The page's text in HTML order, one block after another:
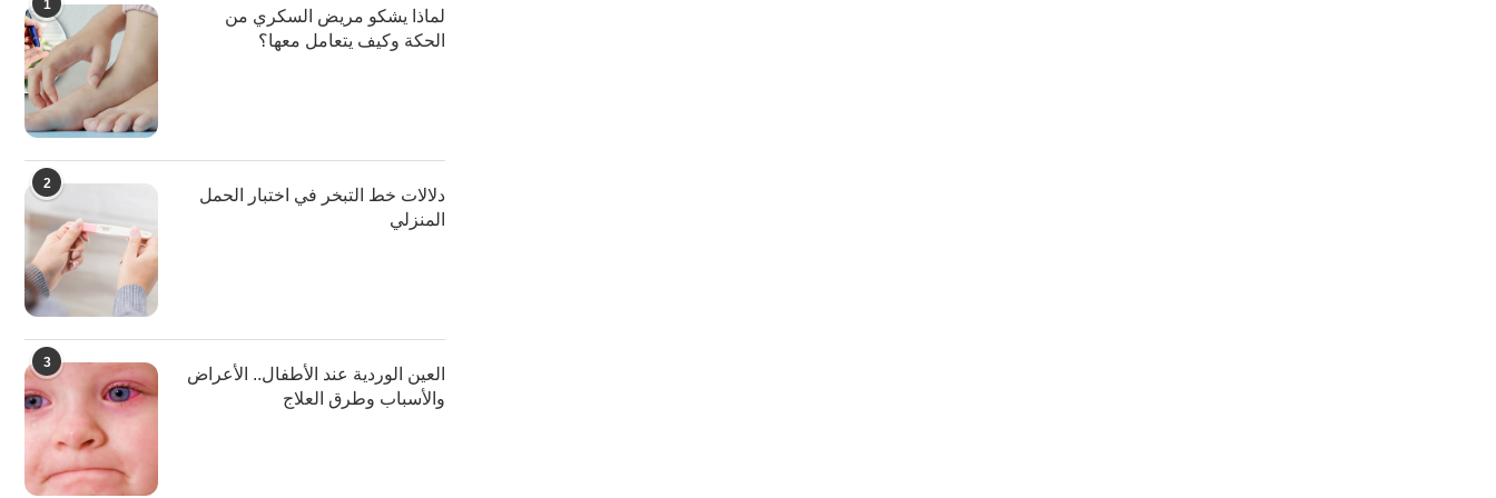
1
لماذا يشكو مريض السكري من
الحكة وكيف يتعامل معها؟
2
دلالات خط التبخر في اختبار الحمل
المنزلي
3
العين الوردية عند الأطفال.. الأعراض
والأسباب وطرق العلاج